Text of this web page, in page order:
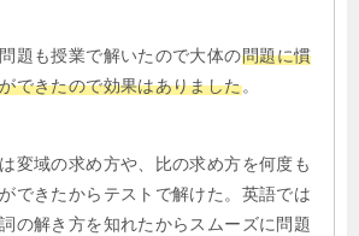
問題も授業で解いたので大体の問題に慣
できたので効果はありました。
は変域の求め方や、比の求め方を何度も
できたからテストで解けた。英語では
の解き方を知れたからスムーズに問題